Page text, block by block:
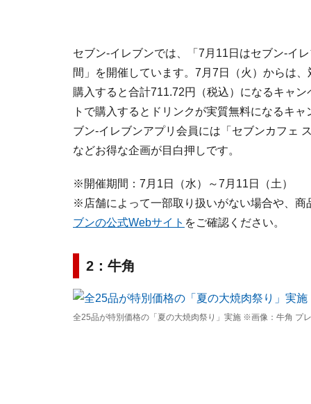
セブン-イレブンでは、「7月11日はセブン-イ
間」を開催しています。7月7日（火）からは
購入すると合計711.72円（税込）になるキャ
トで購入するとドリンクが実質無料になるキ
ブン-イレブンアプリ会員には「セブンカフェ
などお得な企画が目白押しです。
※開催期間：7月1日（水）～7月11日（土）
※店舗によって一部取り扱いがない場合や、
ブンの公式Webサイト をご確認ください。
2：牛角
全25品が特別価格の「夏の大焼肉祭り」実施 ※画像：牛角 プ